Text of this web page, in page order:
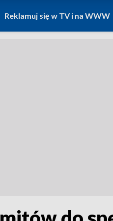
Reklamuj się w TV i na WWW